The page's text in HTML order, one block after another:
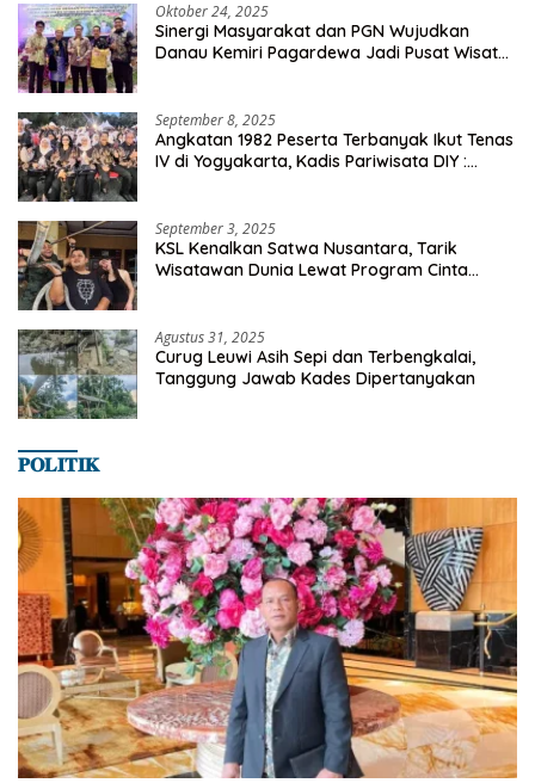
Oktober 24, 2025
Sinergi Masyarakat dan PGN Wujudkan
Danau Kemiri Pagardewa Jadi Pusat Wisata
September 8, 2025
Angkatan 1982 Peserta Terbanyak Ikut Tenas
IV di Yogyakarta, Kadis Pariwisata DIY :
September 3, 2025
KSL Kenalkan Satwa Nusantara, Tarik
Wisatawan Dunia Lewat Program Cinta
Agustus 31, 2025
Curug Leuwi Asih Sepi dan Terbengkalai,
Tanggung Jawab Kades Dipertanyakan
𝐏𝐎𝐋𝐈𝐓𝐈𝐊